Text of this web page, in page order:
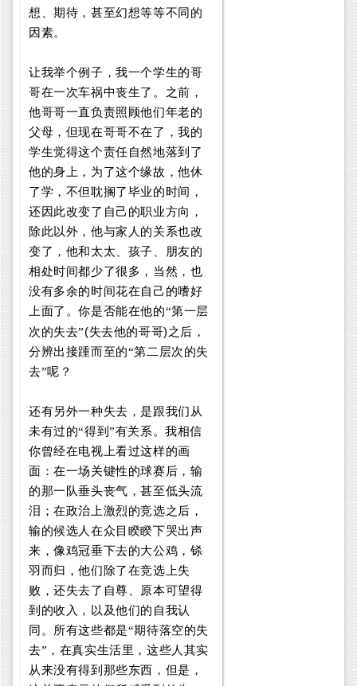
想、期待，甚至幻想等等不同的
因素。
让我举个例子，我一个学生的哥
哥在一次车祸中丧生了。之前，
他哥哥一直负责照顾他们年老的
父母，但现在哥哥不在了，我的
学生觉得这个责任自然地落到了
他的身上，为了这个缘故，他休
了学，不但耽搁了毕业的时间，
还因此改变了自己的职业方向，
除此以外，他与家人的关系也改
变了，他和太太、孩子、朋友的
相处时间都少了很多，当然，也
没有多余的时间花在自己的嗜好
上面了。你是否能在他的“第一层
次的失去”(失去他的哥哥)之后，
分辨出接踵而至的“第二层次的失
去”呢？
还有另外一种失去，是跟我们从
未有过的“得到”有关系。我相信
你曾经在电视上看过这样的画
面：在一场关键性的球赛后，输
的那一队垂头丧气，甚至低头流
泪；在政治上激烈的竞选之后，
输的候选人在众目睽睽下哭出声
来，像鸡冠垂下去的大公鸡，铩
羽而归，他们除了在竞选上失
败，还失去了自尊、原本可望得
到的收入，以及他们的自我认
同。所有这些都是“期待落空的失
去”，在真实生活里，这些人其实
从来没有得到那些东西，但是，